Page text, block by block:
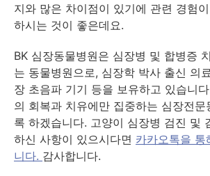
지와 많은 차이점이 있기에 관련 경험
하시는 것이 좋은데요.
BK 심장동물병원은 심장병 및 합병증
는 동물병원으로, 심장학 박사 출신 의
장 초음파 기기 등을 보유하고 있습니
의 회복과 치유에만 집중하는 심장전문
록 하겠습니다. 고양이 심장병 검진 및
하신 사항이 있으시다면 카카오톡을 통
니다. 감사합니다.